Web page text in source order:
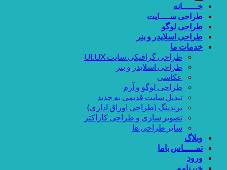
خــــــانه
طراحی ســــایت
طراحی لوگو
طراحی اسلایدر و بنر
خدمات ما
طراحی گرافیکی سایت UI.UX
طراحی اسلایدر و بنر
عکاسی
طراحی لوگو و آرم
تبدیل سایت قدیمی به جدید
برندینگ (طراحی اوراق اداری)
تصویر سازی و طراحی کاراکتر
سایر طراحی ها
وبلاگ
تمـــــاس باما
ورود
خبرنامه